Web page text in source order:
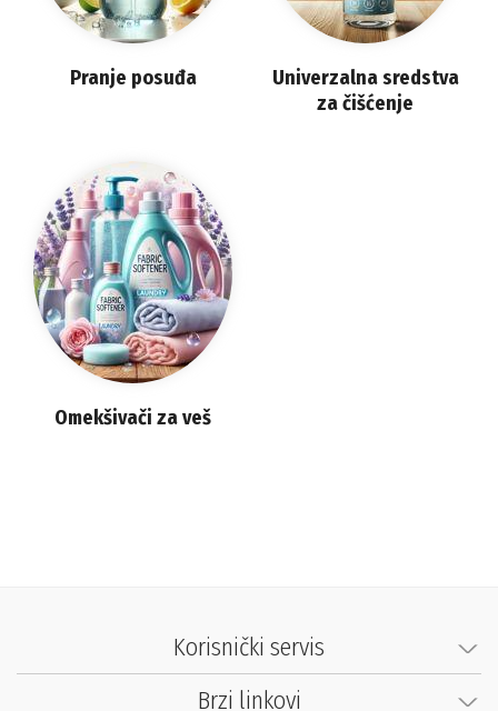
Pranje posuđa
Univerzalna sredstva
za čišćenje
Omekšivači za veš
Korisnički servis
Brzi linkovi